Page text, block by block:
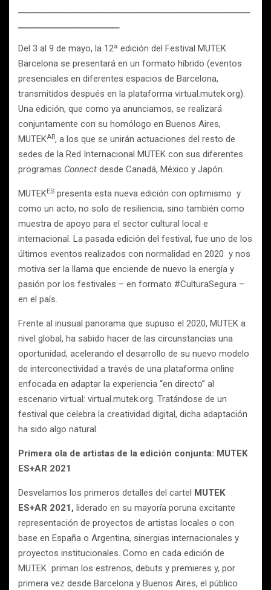
Del 3 al 9 de mayo, la 12ª edición del Festival MUTEK
Barcelona se presentará en un formato híbrido (eventos
presenciales en diferentes espacios de Barcelona,
transmitidos después en la plataforma virtual.mutek.org).
Una edición, que como ya anunciamos, se realizará
conjuntamente con su homólogo en Buenos Aires,
MUTEKAR, a los que se unirán actuaciones del resto de
sedes de la Red Internacional MUTEK con sus diferentes
programas Connect desde Canadá, México y Japón.
MUTEKES presenta esta nueva edición con optimismo y
como un acto, no solo de resiliencia, sino también como
muestra de apoyo para el sector cultural local e
internacional. La pasada edición del festival, fue uno de los
últimos eventos realizados con normalidad en 2020 y nos
motiva ser la llama que enciende de nuevo la energía y
pasión por los festivales – en formato #CulturaSegura –
en el país.
Frente al inusual panorama que supuso el 2020, MUTEK a
nivel global, ha sabido hacer de las circunstancias una
oportunidad, acelerando el desarrollo de su nuevo modelo
de interconectividad a través de una plataforma online
enfocada en adaptar la experiencia “en directo” al
escenario virtual: virtual.mutek.org. Tratándose de un
festival que celebra la creatividad digital, dicha adaptación
ha sido algo natural.
Primera ola de artistas de la edición conjunta: MUTEK
ES+AR 2021
Desvelamos los primeros detalles del cartel MUTEK
ES+AR 2021, liderado en su mayoría poruna excitante
representación de proyectos de artistas locales o con
base en España o Argentina, sinergias internacionales y
proyectos institucionales. Como en cada edición de
MUTEK priman los estrenos, debuts y premieres y, por
primera vez desde Barcelona y Buenos Aires, el público